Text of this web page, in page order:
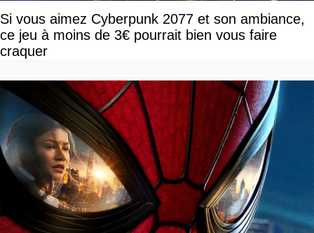
Si vous aimez Cyberpunk 2077 et son ambiance,
ce jeu à moins de 3€ pourrait bien vous faire
craquer